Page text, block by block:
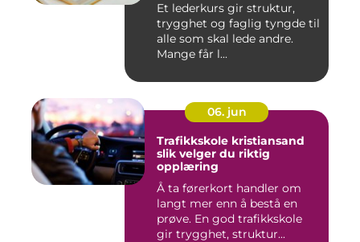
Et lederkurs gir struktur,
trygghet og faglig tyngde til
alle som skal lede andre.
Mange får l...
06. jun
Trafikkskole kristiansand
slik velger du riktig
opplæring
Å ta førerkort handler om
langt mer enn å bestå en
prøve. En god trafikkskole
gir trygghet, struktur...